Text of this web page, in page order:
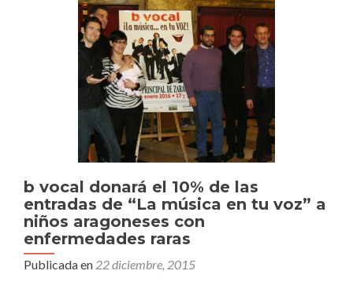
b vocal donará el 10% de las
entradas de “La música en tu voz” a
niños aragoneses con
enfermedades raras
Publicada en 22 diciembre, 2015